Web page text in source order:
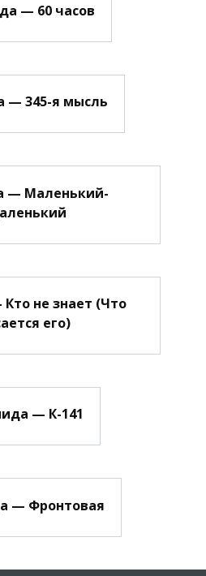
— 60 часов
— 345-я мысль
— Маленький-
не знает (Что
его)
— К-141
— Фронтовая